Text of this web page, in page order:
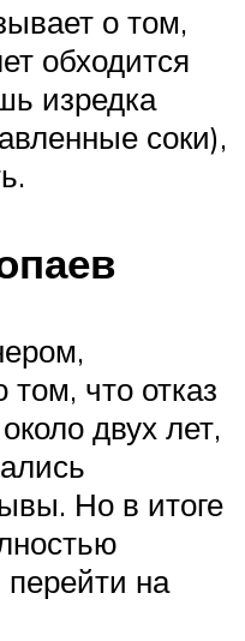
о том,
обходится
изредка
соки),
что отказ
двух лет,
Но в итоге
перейти на